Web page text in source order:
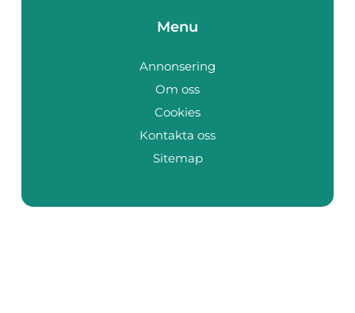
Menu
Annonsering
Om oss
Cookies
Kontakta oss
Sitemap